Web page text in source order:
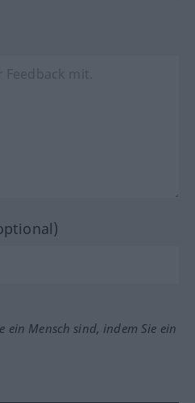
ein Mensch sind, indem Sie ein